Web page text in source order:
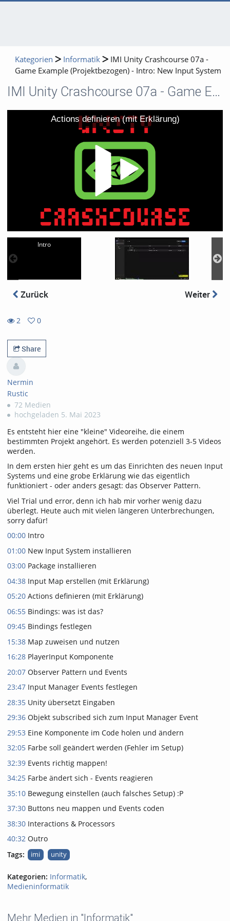
Kategorien Informatik
IMI Unity Crashcourse 07a -
Game Example (Projektbezogen) - Intro: New Input System
IMI Unity Crashcourse 07a - Game Example (Projektbezogen) - Intro: New Input System
Actions definieren (mit Erklärung)
Intro
Zurück Weiter
2
views
0
favorites
Share
Nermin
Rustic
72 Medien
hochgeladen 5. Mai 2023
Es entsteht hier eine "kleine" Videoreihe, die einem
bestimmten Projekt angehört. Es werden potenziell 3-5 Videos
werden.
In dem ersten hier geht es um das Einrichten des neuen Input
Systems und eine grobe Erklärung wie das eigentlich
funktioniert - oder anders gesagt: das Observer Pattern.
Viel Trial und error, denn ich hab mir vorher wenig dazu
überlegt. Heute auch mit vielen längeren Unterbrechungen,
sorry dafür!
00:00 Intro
01:00 New Input System installieren
03:00 Package installieren
04:38 Input Map erstellen (mit Erklärung)
05:20 Actions definieren (mit Erklärung)
06:55 Bindings: was ist das?
09:45 Bindings festlegen
15:38 Map zuweisen und nutzen
16:28 PlayerInput Komponente
20:07 Observer Pattern und Events
23:47 Input Manager Events festlegen
28:35 Unity übersetzt Eingaben
29:36 Objekt subscribed sich zum Input Manager Event
29:53 Eine Komponente im Code holen und ändern
32:05 Farbe soll geändert werden (Fehler im Setup)
32:39 Events richtig mappen!
34:25 Farbe ändert sich - Events reagieren
35:10 Bewegung einstellen (auch falsches Setup) :P
37:30 Buttons neu mappen und Events coden
38:30 Interactions & Processors
40:32 Outro
Tags:
imi unity
Kategorien: Informatik,
Medieninformatik
Mehr Medien in "Informatik"